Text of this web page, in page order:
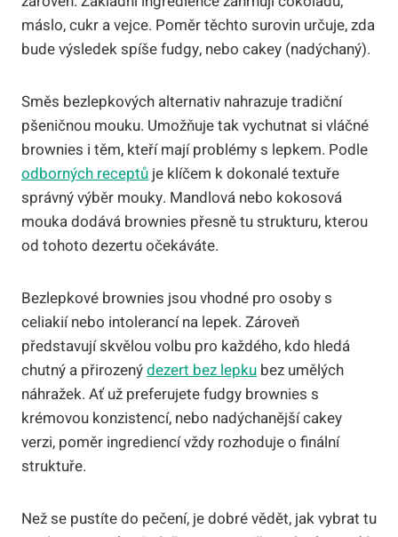
máslo, cukr a vejce. Poměr těchto surovin určuje, zda
bude výsledek spíše fudgy, nebo cakey (nadýchaný).
Směs bezlepkových alternativ nahrazuje tradiční
pšeničnou mouku. Umožňuje tak vychutnat si vláčné
brownies i těm, kteří mají problémy s lepkem. Podle
odborných receptů je klíčem k dokonalé textuře
správný výběr mouky. Mandlová nebo kokosová
mouka dodává brownies přesně tu strukturu, kterou
od tohoto dezertu očekáváte.
Bezlepkové brownies jsou vhodné pro osoby s
celiakií nebo intolerancí na lepek. Zároveň
představují skvělou volbu pro každého, kdo hledá
chutný a přirozenýdezert bez lepku bez umělých
náhražek. Ať už preferujete fudgy brownies s
krémovou konzistencí, nebo nadýchanější cakey
verzi, poměr ingrediencí vždy rozhoduje o finální
struktuře.
Než se pustíte do pečení, je dobré vědět, jak vybrat tu